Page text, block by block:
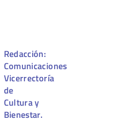
Redacción:
Comunicaciones
Vicerrectoría
de
Cultura y
Bienestar.